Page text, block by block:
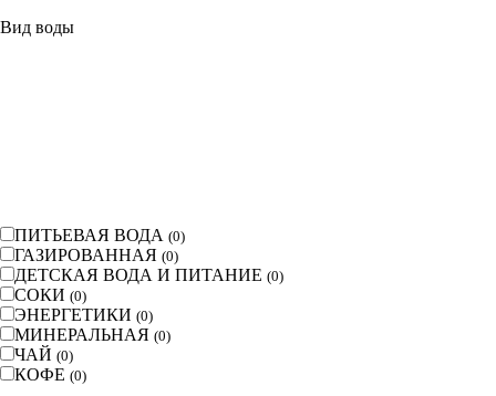
Вид воды
ПИТЬЕВАЯ ВОДА (0)
ГАЗИРОВАННАЯ (0)
ДЕТСКАЯ ВОДА И ПИТАНИЕ (0)
СОКИ (0)
ЭНЕРГЕТИКИ (0)
МИНЕРАЛЬНАЯ (0)
ЧАЙ (0)
КОФЕ (0)